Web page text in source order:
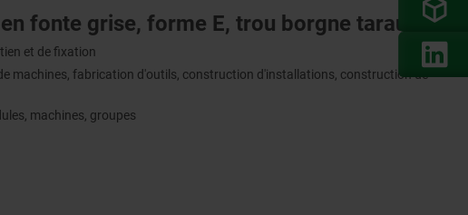
fonte grise, forme E, trou borgne taraudé
et de fixation
machines, fabrication d'outils, construction d'installations, construction de
machines, groupes